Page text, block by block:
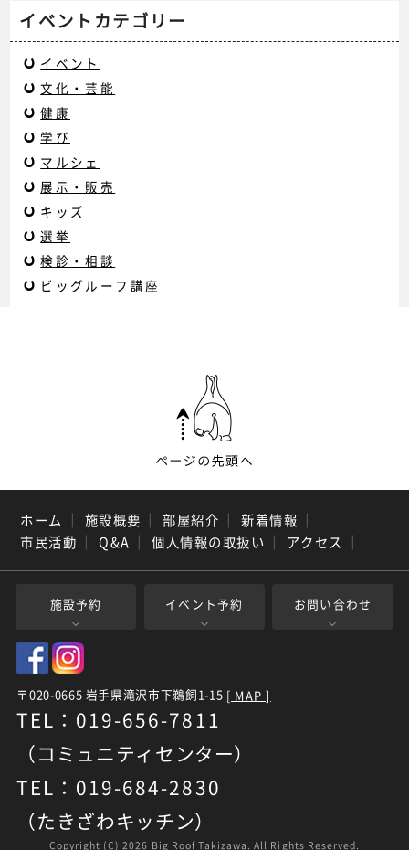
イベントカテゴリー
イベント
文化・芸能
健康
学び
マルシェ
展示・販売
キッズ
選挙
検診・相談
ビッグルーフ講座
ホーム ｜ 施設概要 ｜ 部屋紹介 ｜ 新着情報 ｜
市民活動 ｜ Q&A ｜ 個人情報の取扱い ｜ アクセス ｜
施設予約 イベント予約 お問い合わせ
〒020-0665 岩手県滝沢市下鵜飼1-15 [ MAP ]
TEL：019-656-7811
（コミュニティセンター）
TEL：019-684-2830
（たきざわキッチン）
Copyright (C)2026 Big Roof Takizawa. All Rights Reserved.